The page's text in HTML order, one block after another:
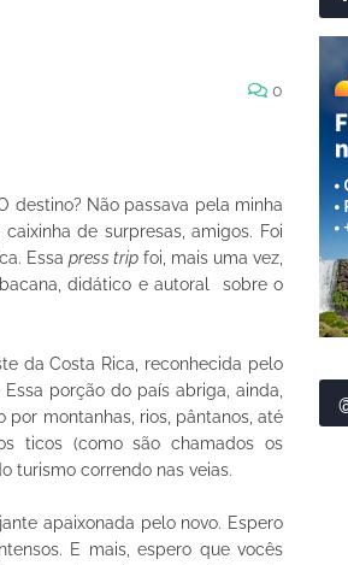
0
destino? Não passava pela minha
de surpresas, amigos. Foi
Essa press trip foi, mais uma vez,
didático e autoral
sobre o
da Costa Rica, reconhecida pelo
porção do país abriga, ainda,
montanhas, rios, pântanos, até
ticos (como são chamados os
turismo correndo nas veias.
apaixonada pelo novo. Espero
E mais, espero que vocês